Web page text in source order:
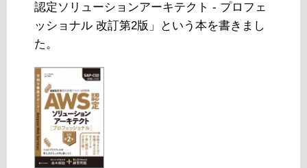
認定ソリューションアーキテクト - プロフェ
ッショナル 改訂第2版」という本を書きまし
た。